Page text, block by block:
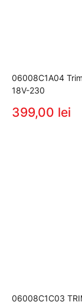
06008C1A04
18V-230
399,00 lei
06008C1C03